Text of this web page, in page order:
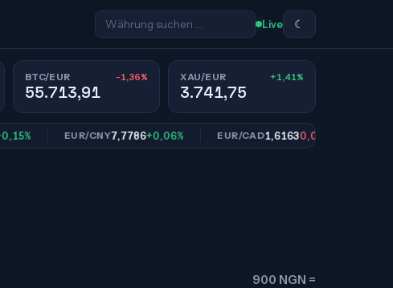
Live ☾
BTC/EUR -1,36%
55.713,91
XAU/EUR +1,41%
3.741,75
EUR/CNY 7,7786+0,06% EUR/CAD1,61630,00%
900 NGN =